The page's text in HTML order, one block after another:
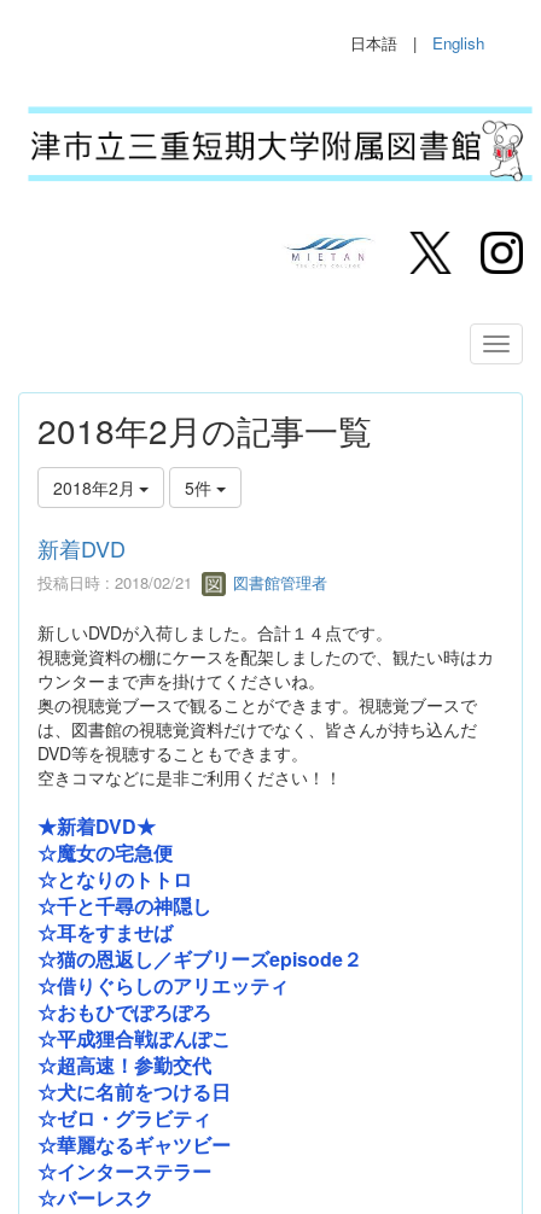
日本語 | English
2018年2月の記事一覧
2018年2月 5件
新着DVD
投稿日時 : 2018/02/21 図書館管理者
新しいDVDが入荷しました。合計１４点です。
視聴覚資料の棚にケースを配架しましたので、観たい時はカ
ウンターまで声を掛けてくださいね。
奥の視聴覚ブースで観ることができます。視聴覚ブースで
は、図書館の視聴覚資料だけでなく、皆さんが持ち込んだ
DVD等を視聴することもできます。
空きコマなどに是非ご利用ください！！
★新着DVD★
☆魔女の宅急便
☆となりのトトロ
☆千と千尋の神隠し
☆耳をすませば
☆猫の恩返し／ギブリーズepisode２
☆借りぐらしのアリエッティ
☆おもひでぽろぽろ
☆平成狸合戦ぽんぽこ
☆超高速！参勤交代
☆犬に名前をつける日
☆ゼロ・グラビティ
☆華麗なるギャツビー
☆インターステラー
☆バーレスク